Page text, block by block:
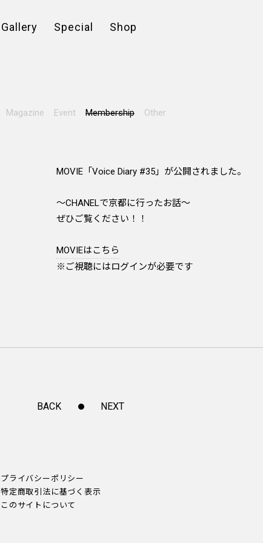
Gallery Special Shop
Magazine Event Membership Other
MOVIE「Voice Diary #35」が公開されました。
～CHANELで京都に行ったお話～
ぜひご覧ください！！
MOVIEはこちら
※ご視聴にはログインが必要です
BACK NEXT
プライバシーポリシー
特定商取引法に基づく表示
このサイトについて